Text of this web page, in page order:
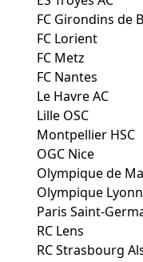
FC Girondins de
FC Lorient
FC Metz
FC Nantes
Le Havre AC
Lille OSC
Montpellier HSC
OGC Nice
Olympique de
Olympique
Paris Saint-
RC Lens
RC Strasbourg